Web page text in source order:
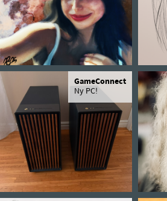
GameConnect
Ny PC!